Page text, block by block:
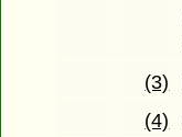
(3)
(4)